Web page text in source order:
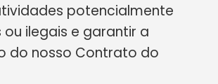
potencialmente
ilegais e garantir a
do nosso Contrato do